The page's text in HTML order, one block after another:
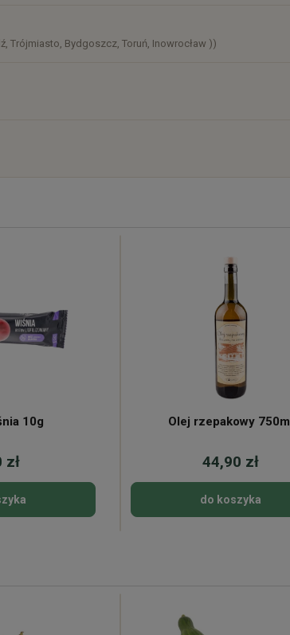
Trójmiasto, Bydgoszcz, Toruń, Inowrocław ))
10g
zł
Olej rzepakowy 750ml
44,90 zł
do koszyka